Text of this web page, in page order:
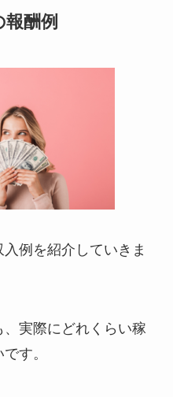
酬例
例を紹介していきま
実際にどれくらい稼
す。